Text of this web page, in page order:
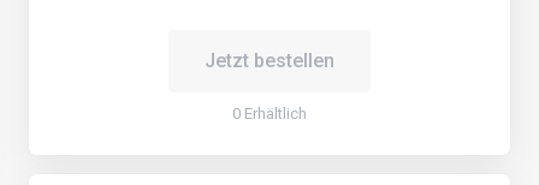
Jetzt bestellen
0 Erhältlich